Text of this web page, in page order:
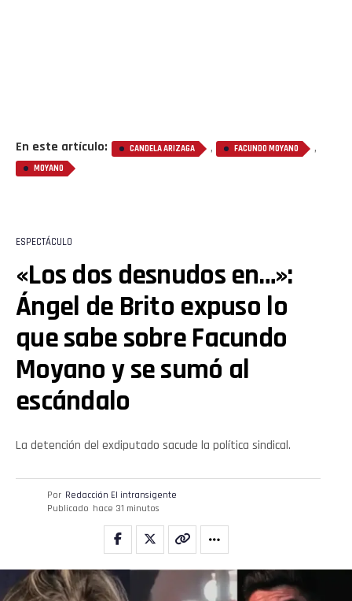
En este artículo: CANDELA ARIZAGA , FACUNDO MOYANO ,
MOYANO
ESPECTÁCULO
«Los dos desnudos en…»:
Ángel de Brito expuso lo
que sabe sobre Facundo
Moyano y se sumó al
escándalo
La detención del exdiputado sacude la política sindical.
Por Redacción El intransigente
Publicado hace 31 minutos